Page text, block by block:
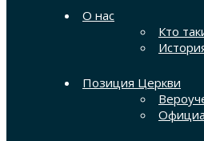
О нас
Кто
Позиция Церкви